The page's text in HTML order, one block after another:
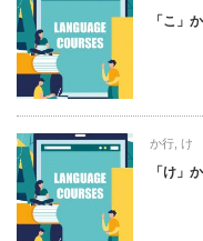
「こ」
か行, け
「け」